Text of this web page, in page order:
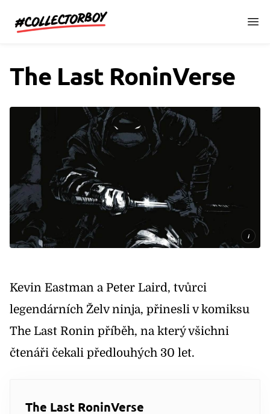
The Last RoninVerse
i
Kevin Eastman a Peter Laird, tvůrci
legendárních Želv ninja, přinesli v komiksu
The Last Ronin příběh, na který všichni
čtenáři čekali předlouhých 30 let.
The Last RoninVerse